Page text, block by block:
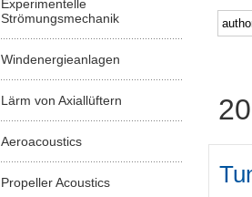
Experimentelle
Strömungsmechanik
Windenergieanlagen
Lärm von Axiallüftern
Aeroacoustics
Propeller Acoustics